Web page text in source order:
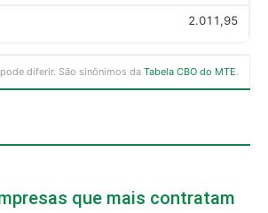
2.011,95
diferir. São sinônimos da Tabela CBO do MTE.
que mais contratam